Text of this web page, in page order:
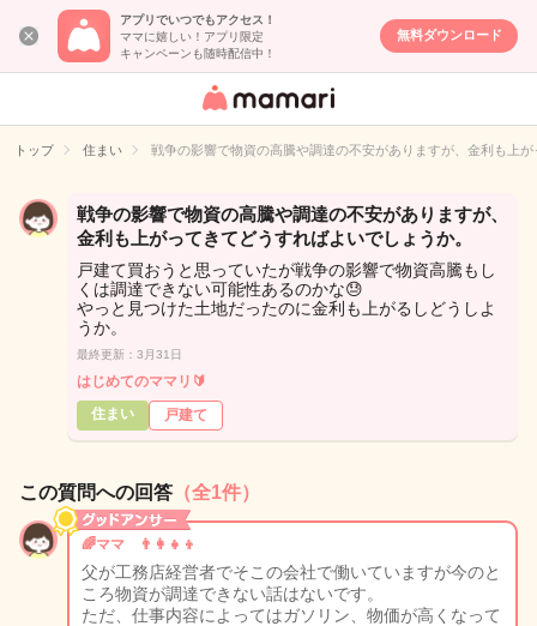
アプリでいつでもアクセス！
ママに嬉しい！アプリ限定
キャンペーンも随時配信中！
無料ダウンロード
女性専用匿名QA
イト
トップ 住まい 戦争の影響で物資の高騰や調達の不安がありますが、金利も上
戦争の影響で物資の高騰や調達の不安がありますが、
金利も上がってきてどうすればよいでしょうか。
戸建て買おうと思っていたが戦争の影響で物資高騰もし
くは調達できない可能性あるのかな😓
やっと見つけた土地だったのに金利も上がるしどうしよ
うか。
最終更新：3月31日
はじめてのママリ🔰
住まい
戸建て
この質問への回答 （全1件）
🌈ママ 👨‍👩‍👧‍👦
父が工務店経営者でそこの会社で働いていますが今のと
ころ物資が調達できない話はないです。
ただ、仕事内容によってはガソリン、物価が高くなって